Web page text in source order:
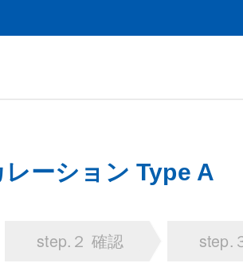
ーション Type A
step.２ 確認 step.